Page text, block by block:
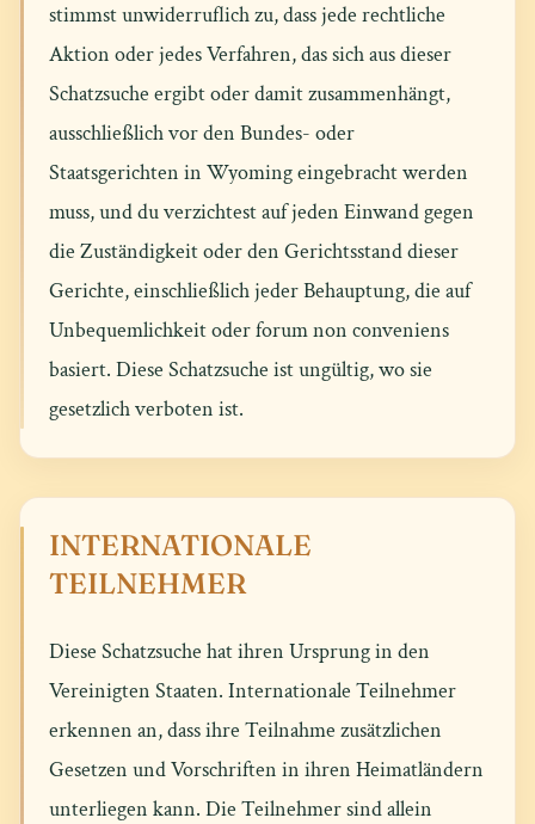
stimmst unwiderruflich zu, dass jede rechtliche
Aktion oder jedes Verfahren, das sich aus dieser
Schatzsuche ergibt oder damit zusammenhängt,
ausschließlich vor den Bundes- oder
Staatsgerichten in Wyoming eingebracht werden
muss, und du verzichtest auf jeden Einwand gegen
die Zuständigkeit oder den Gerichtsstand dieser
Gerichte, einschließlich jeder Behauptung, die auf
Unbequemlichkeit oder forum non conveniens
basiert. Diese Schatzsuche ist ungültig, wo sie
gesetzlich verboten ist.
INTERNATIONALE
TEILNEHMER
Diese Schatzsuche hat ihren Ursprung in den
Vereinigten Staaten. Internationale Teilnehmer
erkennen an, dass ihre Teilnahme zusätzlichen
Gesetzen und Vorschriften in ihren Heimatländern
unterliegen kann. Die Teilnehmer sind allein